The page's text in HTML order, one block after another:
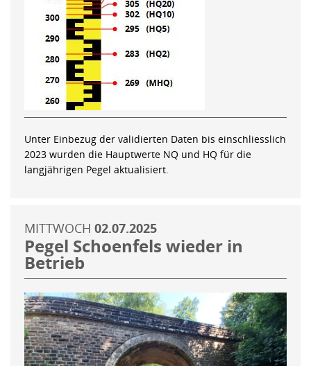
Unter Einbezug der validierten Daten bis einschliesslich
2023 wurden die Hauptwerte NQ und HQ für die
langjährigen Pegel aktualisiert.
MITTWOCH 02.07.2025
Pegel Schoenfels wieder in
Betrieb